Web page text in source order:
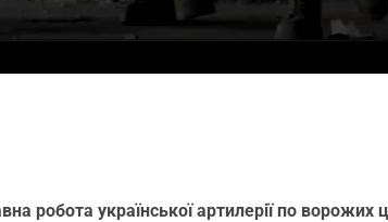
робота української артилерії по ворожих